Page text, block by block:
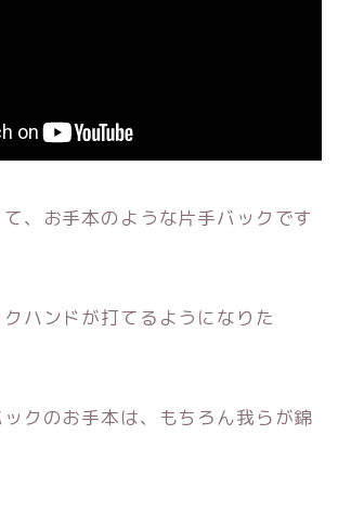
、お手本のような片手バックです
ハンドが打てるようになりた
クのお手本は、もちろん我らが錦